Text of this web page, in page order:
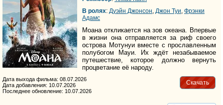
В ролях: Дуэйн Джонсон Джон Туи Фрэнки
Адамс
Моана откликается на зов океана. Впервые
в жизни она отправляется за риф своего
острова Мотунуи вместе с прославленным
полубогом Мауи. Их ждёт незабываемое
путешествие, которое должно вернуть
процветание её народу.
Скачать
Дата выхода фильма: 08.07.2026
Дата добавления: 10.07.2026
Последнее обновление: 10.07.2026